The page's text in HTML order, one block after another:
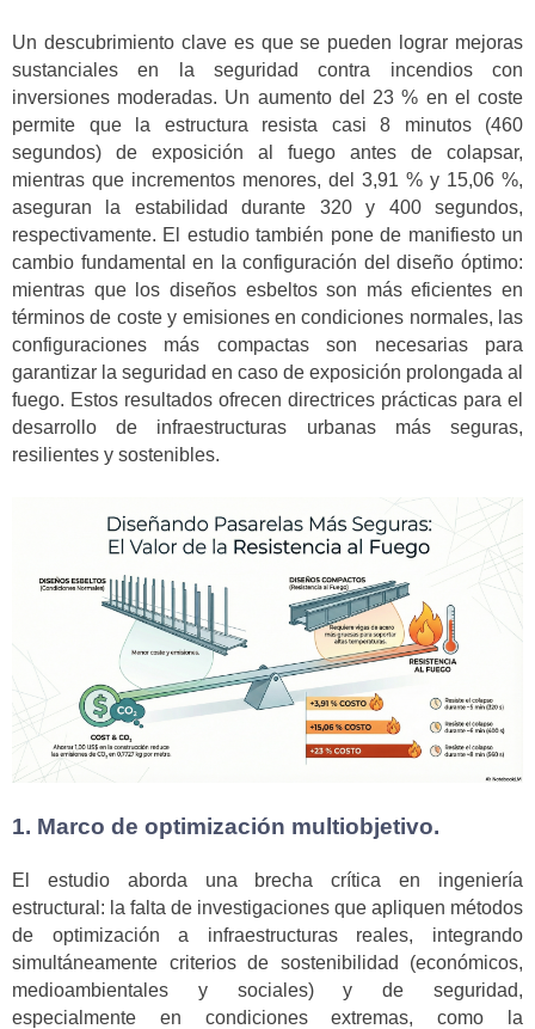
Un descubrimiento clave es que se pueden lograr mejoras
sustanciales en la seguridad contra incendios con
inversiones moderadas. Un aumento del 23 % en el coste
permite que la estructura resista casi 8 minutos (460
segundos) de exposición al fuego antes de colapsar,
mientras que incrementos menores, del 3,91 % y 15,06 %,
aseguran la estabilidad durante 320 y 400 segundos,
respectivamente. El estudio también pone de manifiesto un
cambio fundamental en la configuración del diseño óptimo:
mientras que los diseños esbeltos son más eficientes en
términos de coste y emisiones en condiciones normales, las
configuraciones más compactas son necesarias para
garantizar la seguridad en caso de exposición prolongada al
fuego. Estos resultados ofrecen directrices prácticas para el
desarrollo de infraestructuras urbanas más seguras,
resilientes y sostenibles.
1. Marco de optimización multiobjetivo.
El estudio aborda una brecha crítica en ingeniería
estructural: la falta de investigaciones que apliquen métodos
de optimización a infraestructuras reales, integrando
simultáneamente criterios de sostenibilidad (económicos,
medioambientales y sociales) y de seguridad,
especialmente en condiciones extremas, como la